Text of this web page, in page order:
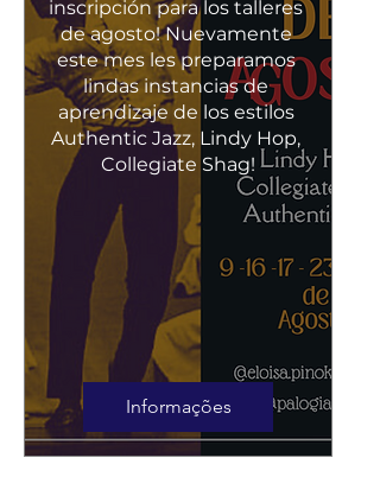
inscripción para los talleres
de agosto! Nuevamente
este mes les preparamos
lindas instancias de
aprendizaje de los estilos
Authentic Jazz, Lindy Hop,
Collegiate Shag!
Informações